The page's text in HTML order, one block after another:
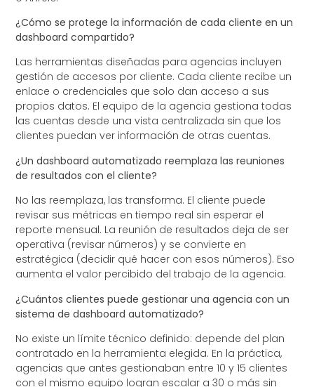
¿Cómo se protege la información de cada cliente en un
dashboard compartido?
Las herramientas diseñadas para agencias incluyen
gestión de accesos por cliente. Cada cliente recibe un
enlace o credenciales que solo dan acceso a sus
propios datos. El equipo de la agencia gestiona todas
las cuentas desde una vista centralizada sin que los
clientes puedan ver información de otras cuentas.
¿Un dashboard automatizado reemplaza las reuniones
de resultados con el cliente?
No las reemplaza, las transforma. El cliente puede
revisar sus métricas en tiempo real sin esperar el
reporte mensual. La reunión de resultados deja de ser
operativa (revisar números) y se convierte en
estratégica (decidir qué hacer con esos números). Eso
aumenta el valor percibido del trabajo de la agencia.
¿Cuántos clientes puede gestionar una agencia con un
sistema de dashboard automatizado?
No existe un límite técnico definido: depende del plan
contratado en la herramienta elegida. En la práctica,
agencias que antes gestionaban entre 10 y 15 clientes
con el mismo equipo logran escalar a 30 o más sin